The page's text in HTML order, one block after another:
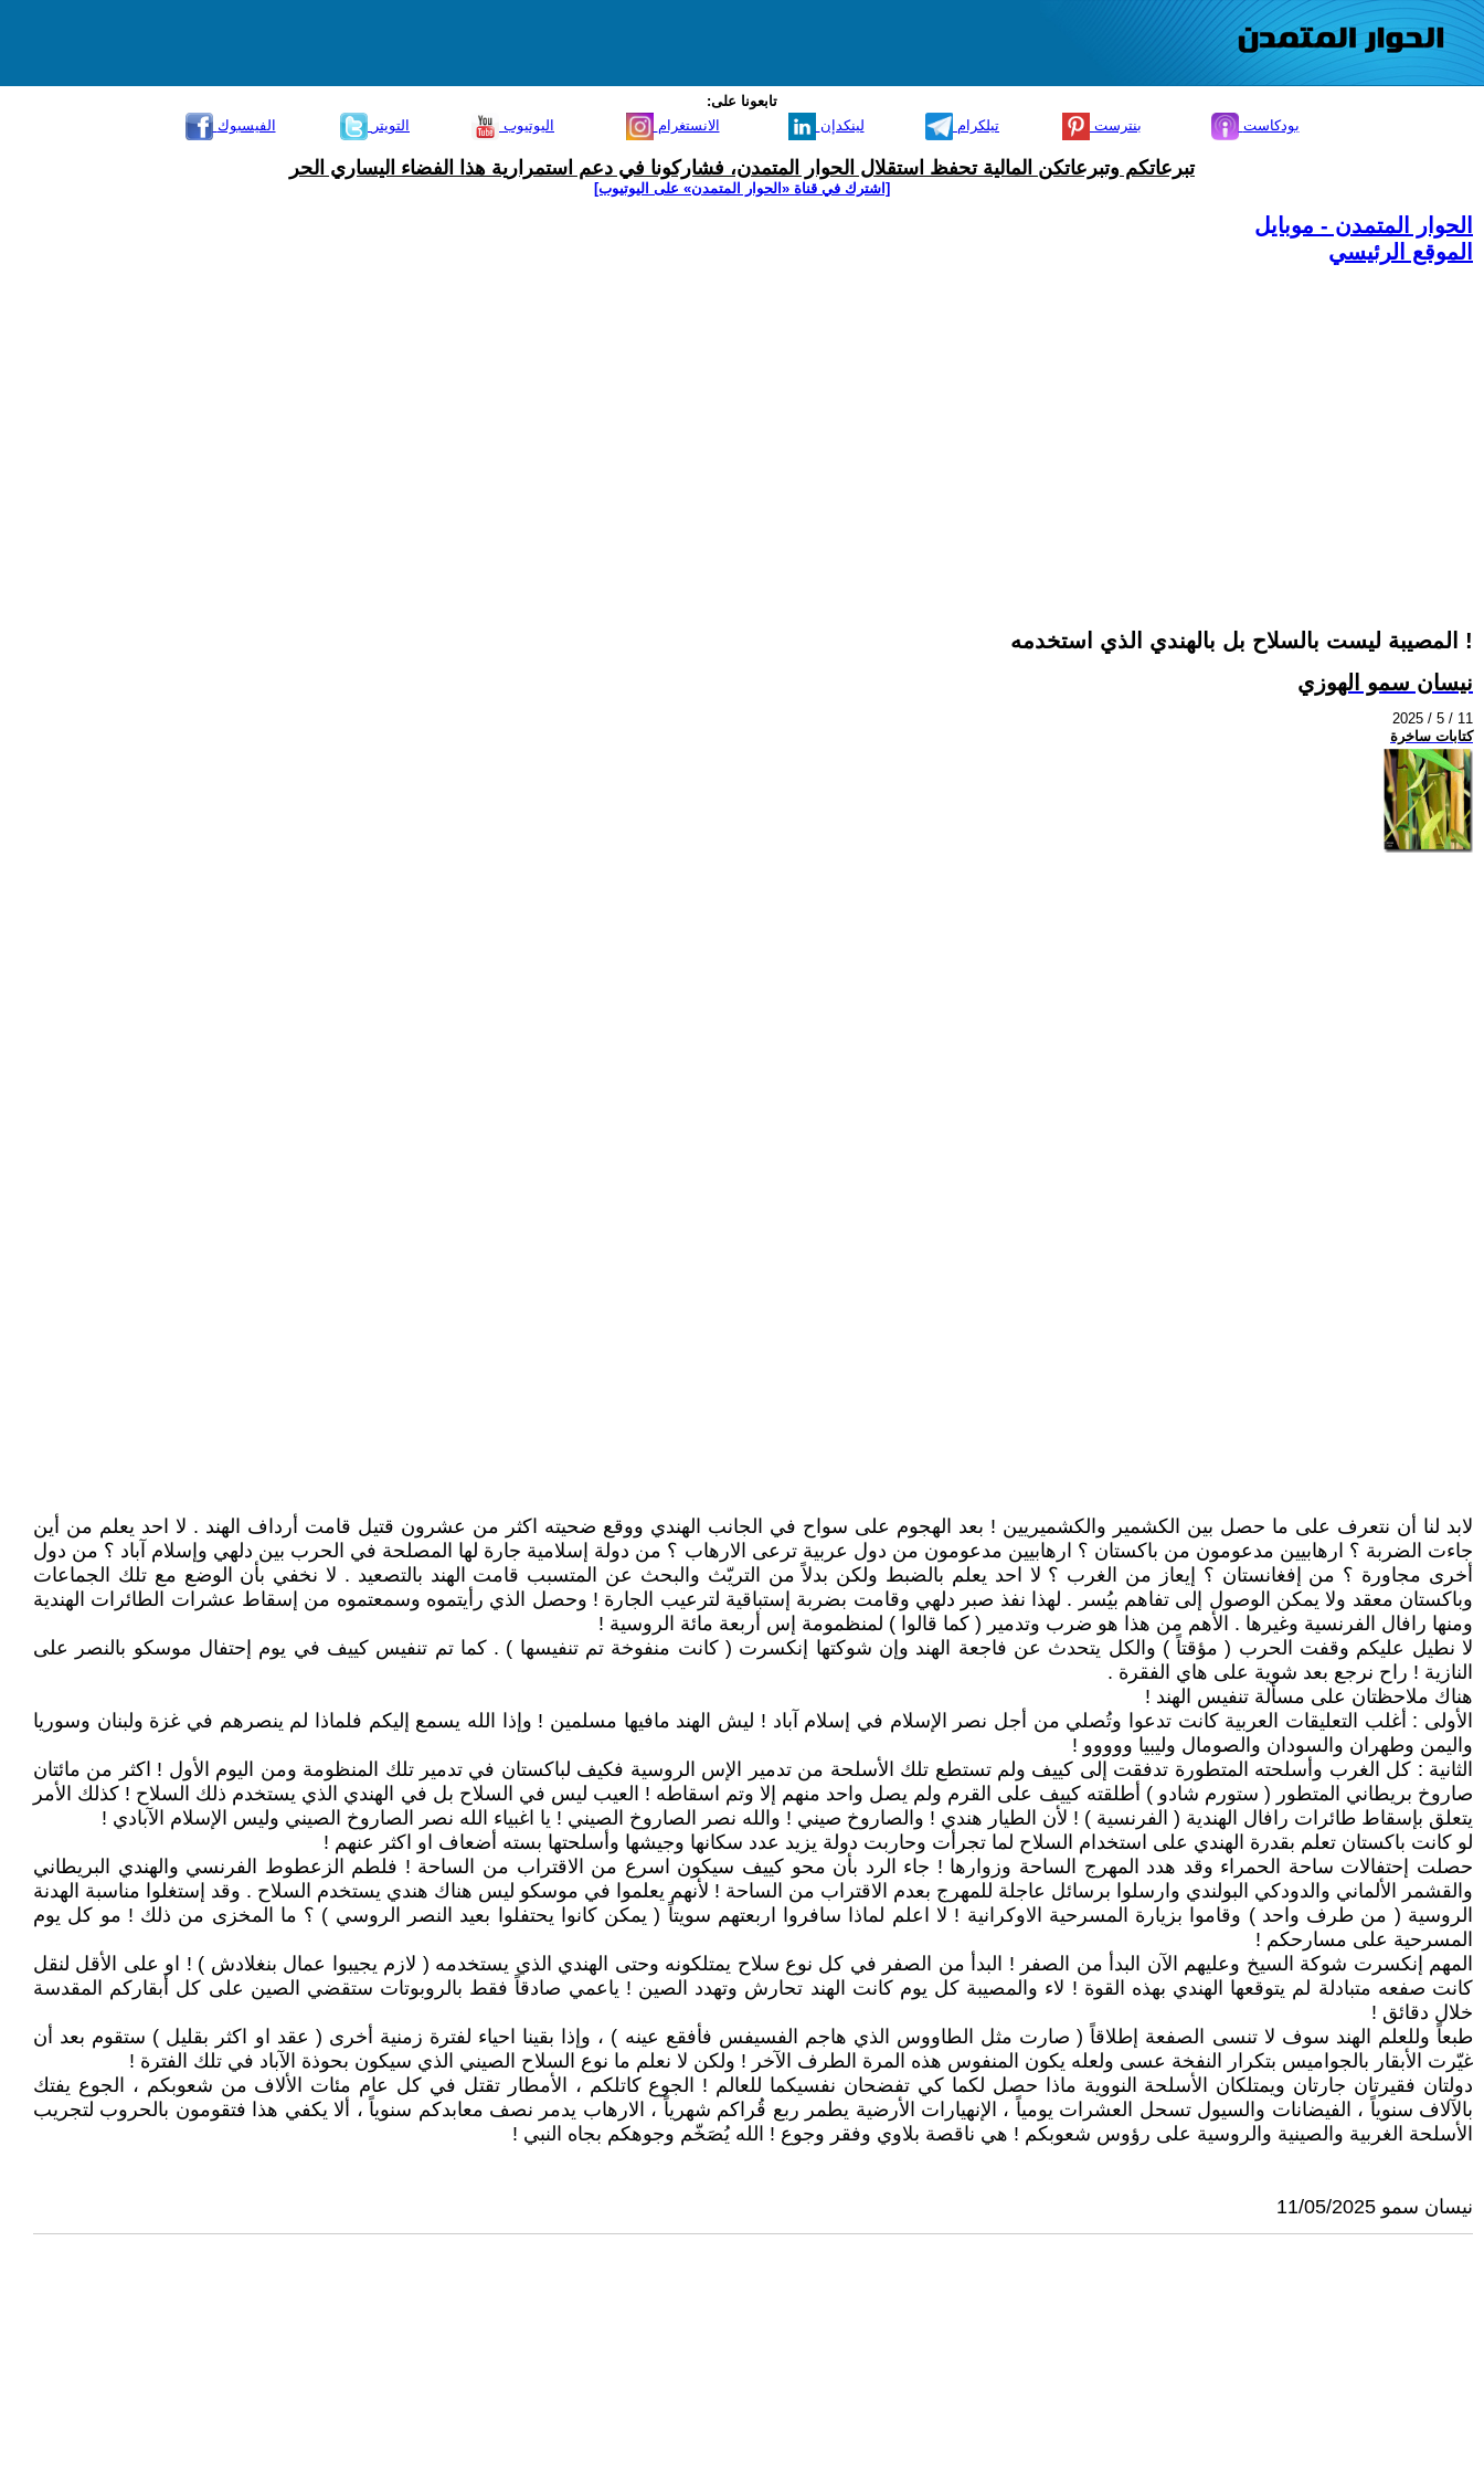
تابعونا على:
الفيسبوك
التويتر اليوتيوب الانستغرام لينكدإن تيلكرام بنترست بودكاست
تبرعاتكم وتبرعاتكن المالية تحفظ استقلال الحوار المتمدن، فشاركونا في دعم استمرارية هذا الفضاء اليساري الحر
[اشترك في قناة ‫«الحوار المتمدن» على اليوتيوب]
الحوار المتمدن - موبايل
الموقع الرئيسي
المصيبة ليست بالسلاح بل بالهندي الذي استخدمه !
نيسان سمو الهوزي
2025 / 5 / 11
كتابات ساخرة
لابد لنا أن نتعرف على ما حصل بين الكشمير والكشميريين ! بعد الهجوم على سواح في الجانب الهندي ووقع ضحيته اكثر من عشرون قتيل قامت أرداف الهند . لا احد يعلم من أين
جاءت الضربة ؟ ارهابيين مدعومون من باكستان ؟ ارهابيين مدعومون من دول عربية ترعى الارهاب ؟ من دولة إسلامية جارة لها المصلحة في الحرب بين دلهي وإسلام آباد ؟ من دول
أخرى مجاورة ؟ من إفغانستان ؟ إيعاز من الغرب ؟ لا احد يعلم بالضبط ولكن بدلاً من التريّث والبحث عن المتسبب قامت الهند بالتصعيد . لا نخفي بأن الوضع مع تلك الجماعات
وباكستان معقد ولا يمكن الوصول إلى تفاهم بيُسر . لهذا نفذ صبر دلهي وقامت بضربة إستباقية لترعيب الجارة ! وحصل الذي رأيتموه وسمعتموه من إسقاط عشرات الطائرات الهندية
ومنها رافال الفرنسية وغيرها . الأهم من هذا هو ضرب وتدمير ( كما قالوا ) لمنظمومة إس أربعة مائة الروسية !
لا نطيل عليكم وقفت الحرب ( مؤقتاً ) والكل يتحدث عن فاجعة الهند وإن شوكتها إنكسرت ( كانت منفوخة تم تنفيسها ) . كما تم تنفيس كييف في يوم إحتفال موسكو بالنصر على
النازية ! راح نرجع بعد شوية على هاي الفقرة .
هناك ملاحظتان على مسألة تنفيس الهند !
الأولى : أغلب التعليقات العربية كانت تدعوا وتُصلي من أجل نصر الإسلام في إسلام آباد ! ليش الهند مافيها مسلمين ! وإذا الله يسمع إليكم فلماذا لم ينصرهم في غزة ولبنان وسوريا
واليمن وطهران والسودان والصومال وليبيا ووووو !
الثانية : كل الغرب وأسلحته المتطورة تدفقت إلى كييف ولم تستطع تلك الأسلحة من تدمير الإس الروسية فكيف لباكستان في تدمير تلك المنظومة ومن اليوم الأول ! اكثر من مائتان
صاروخ بريطاني المتطور ( ستورم شادو ) أطلقته كييف على القرم ولم يصل واحد منهم إلا وتم اسقاطه ! العيب ليس في السلاح بل في الهندي الذي يستخدم ذلك السلاح ! كذلك الأمر
يتعلق بإسقاط طائرات رافال الهندية ( الفرنسية ) ! لأن الطيار هندي ! والصاروخ صيني ! والله نصر الصاروخ الصيني ! يا اغبياء الله نصر الصاروخ الصيني وليس الإسلام الآبادي !
لو كانت باكستان تعلم بقدرة الهندي على استخدام السلاح لما تجرأت وحاربت دولة يزيد عدد سكانها وجيشها وأسلحتها بسته أضعاف او اكثر عنهم !
حصلت إحتفالات ساحة الحمراء وقد هدد المهرج الساحة وزوارها ! جاء الرد بأن محو كييف سيكون اسرع من الاقتراب من الساحة ! فلطم الزعطوط الفرنسي والهندي البريطاني
والقشمر الألماني والدودكي البولندي وارسلوا برسائل عاجلة للمهرج بعدم الاقتراب من الساحة ! لأنهم يعلموا في موسكو ليس هناك هندي يستخدم السلاح . وقد إستغلوا مناسبة الهدنة
الروسية ( من طرف واحد ) وقاموا بزيارة المسرحية الاوكرانية ! لا اعلم لماذا سافروا اربعتهم سويتاً ( يمكن كانوا يحتفلوا بعيد النصر الروسي ) ؟ ما المخزى من ذلك ! مو كل يوم
المسرحية على مسارحكم !
المهم إنكسرت شوكة السيخ وعليهم الآن البدأ من الصفر ! البدأ من الصفر في كل نوع سلاح يمتلكونه وحتى الهندي الذي يستخدمه ( لازم يجيبوا عمال بنغلادش ) ! او على الأقل لنقل
كانت صفعه متبادلة لم يتوقعها الهندي بهذه القوة ! لاء والمصيبة كل يوم كانت الهند تحارش وتهدد الصين ! ياعمي صادقاً فقط بالروبوتات ستقضي الصين على كل أبقاركم المقدسة
خلال دقائق !
طبعاً وللعلم الهند سوف لا تنسى الصفعة إطلاقاً ( صارت مثل الطاووس الذي هاجم الفسيفس فأفقع عينه ) ، وإذا بقينا احياء لفترة زمنية أخرى ( عقد او اكثر بقليل ) ستقوم بعد أن
غيّرت الأبقار بالجواميس بتكرار النفخة عسى ولعله يكون المنفوس هذه المرة الطرف الآخر ! ولكن لا نعلم ما نوع السلاح الصيني الذي سيكون بحوذة الآباد في تلك الفترة !
دولتان فقيرتان جارتان ويمتلكان الأسلحة النووية ماذا حصل لكما كي تفضحان نفسيكما للعالم ! الجوع كاتلكم ، الأمطار تقتل في كل عام مئات الألاف من شعوبكم ، الجوع يفتك
بالآلاف سنوياً ، الفيضانات والسيول تسحل العشرات يومياً ، الإنهيارات الأرضية يطمر ربع قُراكم شهرياً ، الارهاب يدمر نصف معابدكم سنوياً ، ألا يكفي هذا فتقومون بالحروب لتجريب
الأسلحة الغربية والصينية والروسية على رؤوس شعوبكم ! هي ناقصة بلاوي وفقر وجوع ! الله يُصَخّم وجوهكم بجاه النبي !
نيسان سمو 11/05/2025